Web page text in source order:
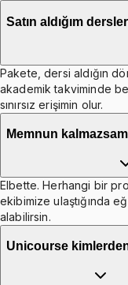
Satın aldığım
Pakete, dersi aldığın
akademik takviminde
sınırsız erişimin olur.
Memnun
Elbette. Herhangi bir
ekibimize ulaştığında
alabilirsin.
Unicourse